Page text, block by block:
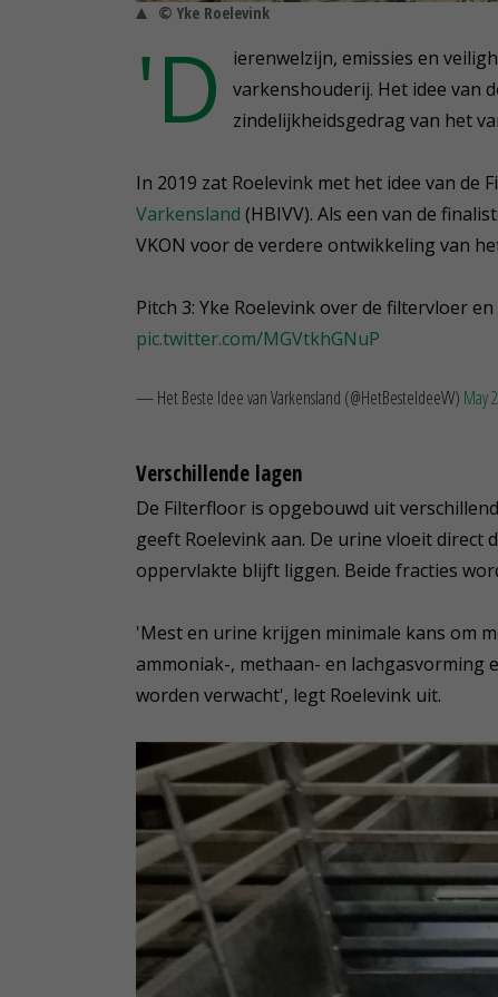
© Yke Roelevink
'D
ierenwelzijn, emissies en
varkenshouderij. Het idee van
zindelijkheidsgedrag van het
In 2019 zat Roelevink met het idee van de
Varkensland (HBIVV). Als een van de
VKON voor de verdere ontwikkeling van
Pitch 3: Yke Roelevink over de filtervloer
pic.twitter.com/MGVtkhGNuP
— Het Beste Idee van Varkensland (@HetBesteIdeeVV) May
Verschillende lagen
De Filterfloor is opgebouwd uit
geeft Roelevink aan. De urine vloeit
oppervlakte blijft liggen. Beide fracties
'Mest en urine krijgen minimale kans om
ammoniak-, methaan- en lachgasvorming
worden verwacht', legt Roelevink uit.